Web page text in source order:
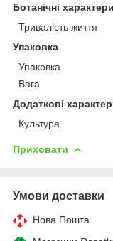
Ботанічні
Тривалість життя
Упаковка
Упаковка
Вага
Додаткові
Культура
Приховати
Умови доставки
Нова Пошта